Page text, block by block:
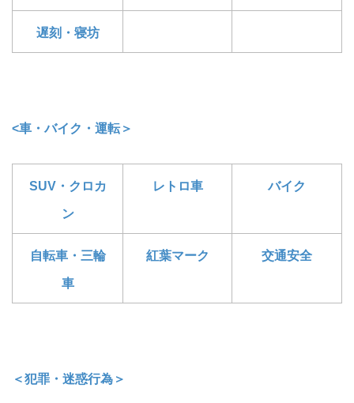
遅刻・寝坊
<車・バイク・運転＞
SUV・クロカ
ン
レトロ車 バイク
自転車・三輪
車
紅葉マーク 交通安全
＜犯罪・迷惑行為＞